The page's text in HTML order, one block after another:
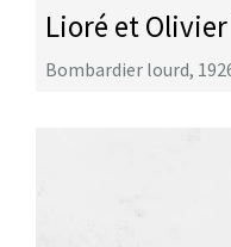
Lioré et Olivier
Bombardier lourd,